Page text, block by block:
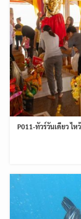
P011-ทัวร์วันเดียว ไ